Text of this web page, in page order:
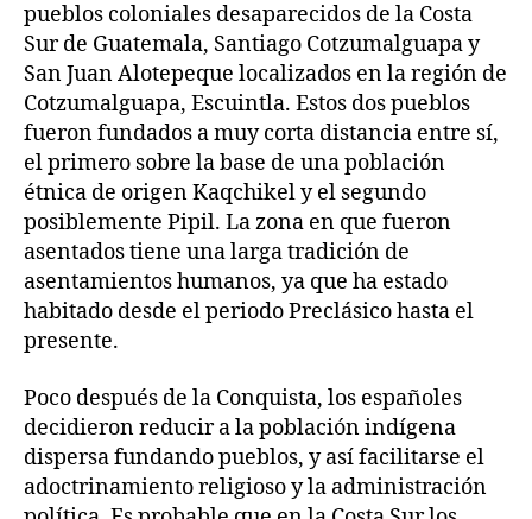
pueblos coloniales desaparecidos de la Costa
Sur de Guatemala, Santiago Cotzumalguapa y
San Juan Alotepeque localizados en la región de
Cotzumalguapa, Escuintla. Estos dos pueblos
fueron fundados a muy corta distancia entre sí,
el primero sobre la base de una población
étnica de origen Kaqchikel y el segundo
posiblemente Pipil. La zona en que fueron
asentados tiene una larga tradición de
asentamientos humanos, ya que ha estado
habitado desde el periodo Preclásico hasta el
presente.
Poco después de la Conquista, los españoles
decidieron reducir a la población indígena
dispersa fundando pueblos, y así facilitarse el
adoctrinamiento religioso y la administración